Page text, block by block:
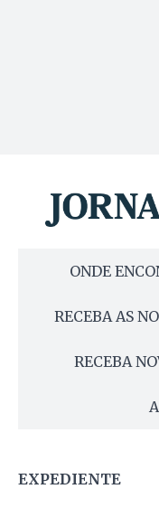
ONDE
RECEBA AS
RECEBA
EXPEDIENTE